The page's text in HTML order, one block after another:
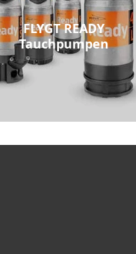
FLYGT READY
Tauchpumpen